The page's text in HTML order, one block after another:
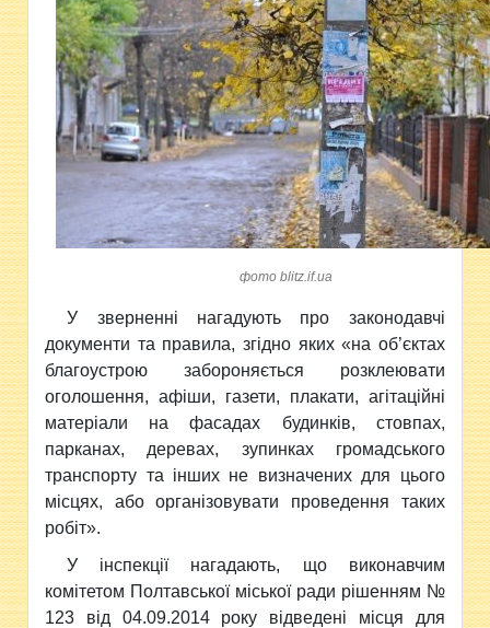
фото blitz.if.ua
У зверненні нагадують про законодавчі
документи та правила, згідно яких «на об’єктах
благоустрою забороняється розклеювати
оголошення, афіши, газети, плакати, агітаційні
матеріали на фасадах будинків, стовпах,
парканах, деревах, зупинках громадського
транспорту та інших не визначених для цього
місцях, або організовувати проведення таких
робіт».
У інспекції нагадають, що виконавчим
комітетом Полтавської міської ради рішенням №
123 від 04.09.2014 року відведені місця для